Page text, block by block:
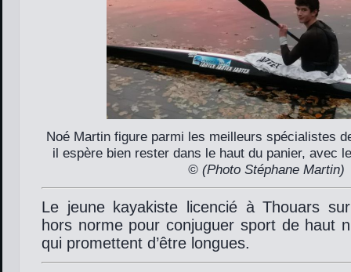
Noé Martin figure parmi les meilleurs spécialistes
il espère bien rester dans le haut du panier, avec
© (Photo Stéphane Martin)
Le jeune kayakiste licencié à Thouars
hors norme pour conjuguer sport de haut
qui promettent d’être longues.